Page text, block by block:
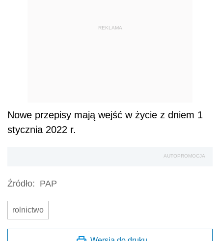
REKLAMA
Nowe przepisy mają wejść w życie z dniem 1
stycznia 2022 r.
AUTOPROMOCJA
Źródło: PAP
rolnictwo